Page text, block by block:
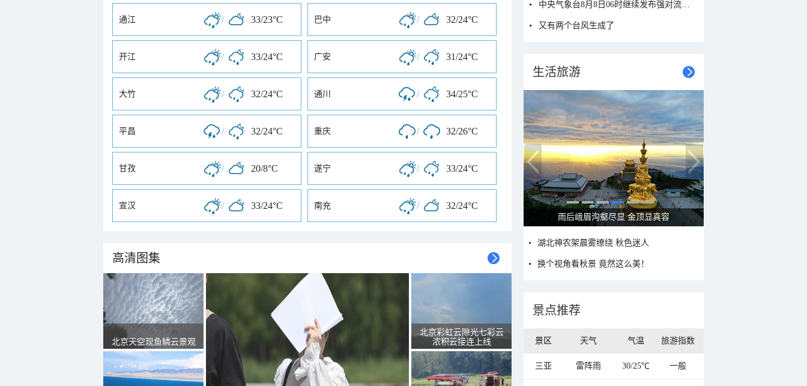
通江 / 33/23°C 巴中 / 32/24°C
开江 / 33/24°C 广安 / 31/24°C
大竹 / 32/24°C 通川 / 34/25°C
平昌 / 32/24°C 重庆 / 32/26°C
甘孜 / 20/8°C 遂宁 / 33/24°C
宣汉 / 33/24°C 南充 / 32/24°C
高清图集
北京天空现鱼鳞云景观
北京彩虹云隙光七彩云
浓积云接连上线
又有两个台风生成了
生活旅游
雨后峨眉沟壑尽显 金顶显真容
湖北神农架晨雾缭绕 秋色迷人
换个视角看秋景 竟然这么美！
景点推荐
景区 天气 气温 旅游指数
三亚 雷阵雨 30/25℃ 一般